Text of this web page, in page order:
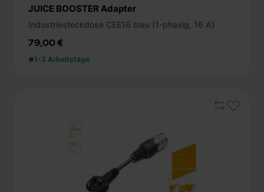
JUICE BOOSTER Adapter
Industriesteckdose CEE16 blau (1-phasig, 16 A)
79,00 €
1-3 Arbeitstage